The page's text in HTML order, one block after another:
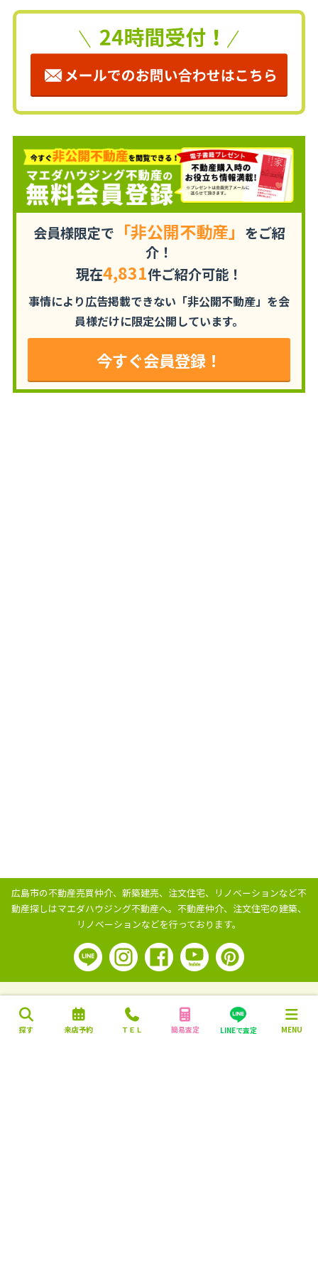
探す 来店予約 ＴＥＬ 簡易査定 LINEで査定 MENU
会員様限定で 「非公開不動産」 をご紹
介！
現在4,831件ご紹介可能！
事情により広告掲載できない「非公開不動産」を会
員様だけに限定公開しています。
今すぐ会員登録！
広島市の不動産売買仲介、新築建売、注文住宅、リノベーションなど不
動産探しはマエダハウジング不動産へ。 不動産仲介、注文住宅の建築、
リノベーションなどを行っております。